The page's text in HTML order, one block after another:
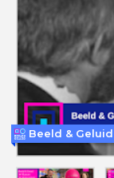
Beeld &